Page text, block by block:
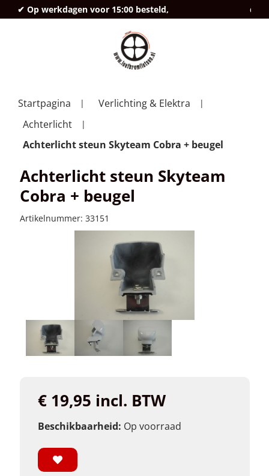
✔ Op werkdagen voor 15:00 besteld,
Startpagina
Verlichting & Elektra
Achterlicht
Achterlicht steun Skyteam Cobra + beugel
Achterlicht steun Skyteam
Cobra + beugel
Artikelnummer: 33151
€ 19,95 incl. BTW
Beschikbaarheid: Op voorraad